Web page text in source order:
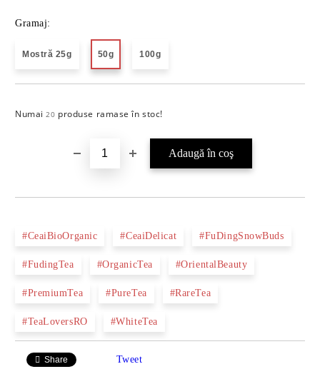
Gramaj:
Mostră 25g 50g 100g
Numai20 produse ramase în stoc!
#CeaiBioOrganic #CeaiDelicat #FuDingSnowBuds
#FudingTea #OrganicTea #OrientalBeauty
#PremiumTea #PureTea #RareTea
#TeaLoversRO #WhiteTea
Share Tweet